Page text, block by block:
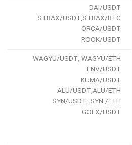
DAI/USDT
STRAX/USDT,STRAX/BTC
ORCA/USDT
ROOK/USDT
WAGYU/USDT, WAGYU/ETH
ENV/USDT
KUMA/USDT
ALU/USDT,ALU/ETH
SYN/USDT, SYN /ETH
GOFX/USDT